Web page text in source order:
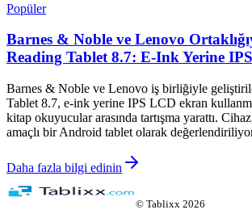
Popüler
Barnes & Noble ve Lenovo
Reading Tablet 8.7: E-Ink Yerine
Barnes & Noble ve Lenovo iş birliğiyle
Tablet 8.7, e-ink yerine IPS LCD ekran
kitap okuyucular arasında tartışma yarattı.
amaçlı bir Android tablet olarak
Daha fazla bilgi edinin
© Tablixx 2026